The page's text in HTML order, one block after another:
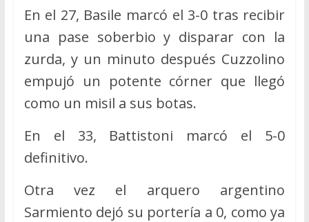
En el 27, Basile marcó el 3-0 tras recibir
una pase soberbio y disparar con la
zurda, y un minuto después Cuzzolino
empujó un potente córner que llegó
como un misil a sus botas.
En el 33, Battistoni marcó el 5-0
definitivo.
Otra vez el arquero argentino
Sarmiento dejó su portería a 0, como ya